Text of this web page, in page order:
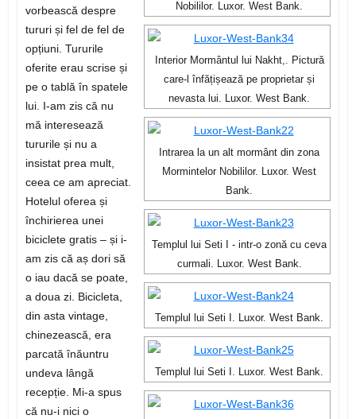
Nobililor. Luxor. West Bank.
Interior Mormântul lui Nakht,. Pictură
care-l înfățișează pe proprietar și
nevasta lui. Luxor. West Bank.
Intrarea la un alt mormânt din zona
Mormintelor Nobililor. Luxor. West
Bank.
Templul lui Seti I - intr-o zonă cu ceva
curmali. Luxor. West Bank.
Templul lui Seti I. Luxor. West Bank.
Templul lui Seti I. Luxor. West Bank.
vorbească despre
tururi și fel de fel de
opțiuni. Tururile
oferite erau scrise și
pe o tablă în spatele
lui. I-am zis că nu
mă interesează
tururile și nu a
insistat prea mult,
ceea ce am apreciat.
Hotelul oferea și
închirierea unei
biciclete gratis – și i-
am zis că aș dori să
o iau dacă se poate,
a doua zi. Bicicleta,
din asta vintage,
chinezească, era
parcată înăuntru
undeva lângă
recepție. Mi-a spus
că nu-i nici o